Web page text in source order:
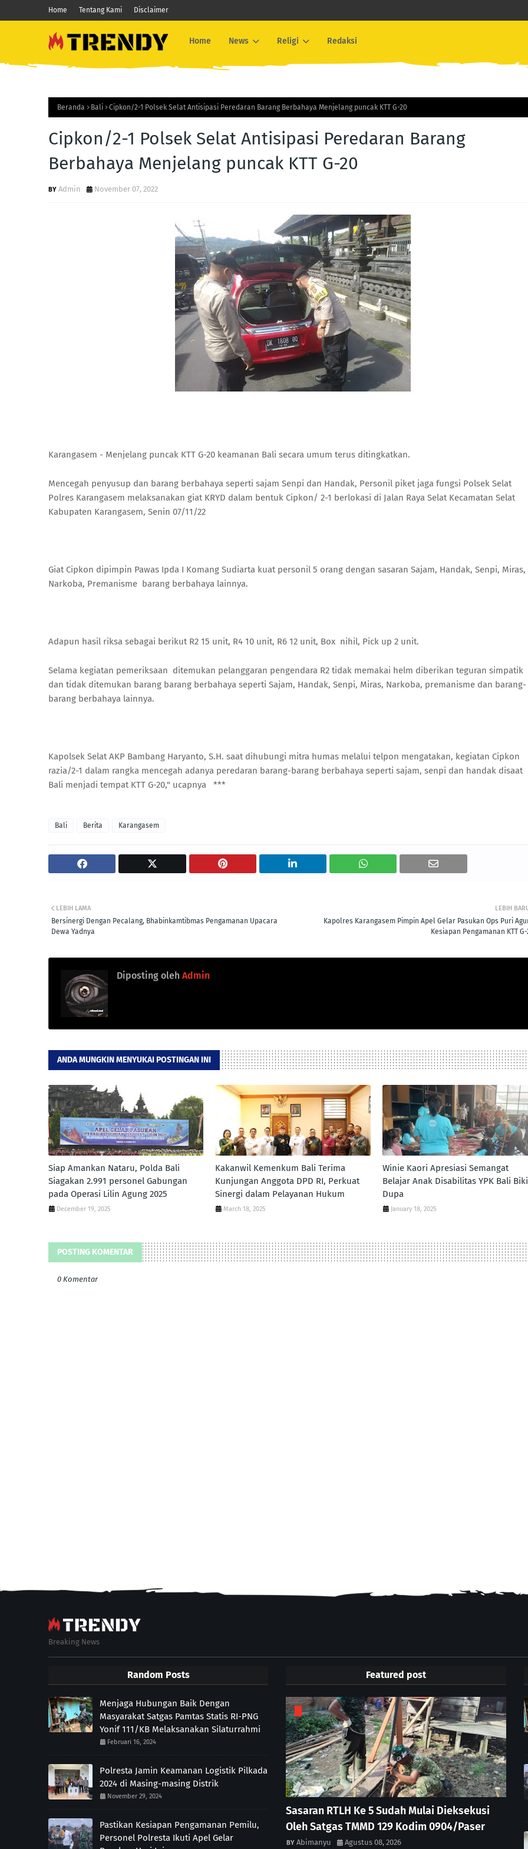
Home Tentang Kami Disclaimer
Home News Religi Redaksi
Beranda Bali Cipkon/2-1 Polsek Selat Antisipasi Peredaran Barang Berbahaya Menjelang puncak KTT G-20
Cipkon/2-1 Polsek Selat Antisipasi Peredaran Barang
Berbahaya Menjelang puncak KTT G-20
Admin November 07, 2022
Karangasem - Menjelang puncak KTT G-20 keamanan Bali secara umum terus ditingkatkan.
Mencegah penyusup dan barang berbahaya seperti sajam Senpi dan Handak, Personil piket jaga fungsi Polsek Selat
Polres Karangasem melaksanakan giat KRYD dalam bentuk Cipkon/ 2-1 berlokasi di Jalan Raya Selat Kecamatan Selat
Kabupaten Karangasem, Senin 07/11/22
Giat Cipkon dipimpin Pawas Ipda I Komang Sudiarta kuat personil 5 orang dengan sasaran Sajam, Handak, Senpi, Miras,
Narkoba, Premanisme barang berbahaya lainnya.
Adapun hasil riksa sebagai berikut R2 15 unit, R4 10 unit, R6 12 unit, Box nihil, Pick up 2 unit.
Selama kegiatan pemeriksaan ditemukan pelanggaran pengendara R2 tidak memakai helm diberikan teguran simpatik
dan tidak ditemukan barang barang berbahaya seperti Sajam, Handak, Senpi, Miras, Narkoba, premanisme dan barang-
barang berbahaya lainnya.
Kapolsek Selat AKP Bambang Haryanto, S.H. saat dihubungi mitra humas melalui telpon mengatakan, kegiatan Cipkon
razia/2-1 dalam rangka mencegah adanya peredaran barang-barang berbahaya seperti sajam, senpi dan handak disaat
Bali menjadi tempat KTT G-20," ucapnya ***
Bali Berita Karangasem
LEBIH
Kapolres Karangasem Pimpin Apel Gelar Pasukan Ops Puri
Kesiapan Pengamanan KTT
LEBIH LAMA
Bersinergi Dengan Pecalang, Bhabinkamtibmas Pengamanan Upacara
Dewa Yadnya
Diposting oleh Admin
ANDA MUNGKIN MENYUKAI POSTINGAN INI
Siap Amankan Nataru, Polda Bali
Siagakan 2.991 personel Gabungan
pada Operasi Lilin Agung 2025
December 19, 2025
Kakanwil Kemenkum Bali Terima
Kunjungan Anggota DPD RI, Perkuat
Sinergi dalam Pelayanan Hukum
March 18, 2025
Winie Kaori Apresiasi Semangat
Belajar Anak Disabilitas YPK Bali
Dupa
January 18, 2025
POSTING KOMENTAR
0 Komentar
Breaking News
Random Posts
Menjaga Hubungan Baik Dengan
Masyarakat Satgas Pamtas Statis RI-PNG
Yonif 111/KB Melaksanakan Silaturrahmi
Februari 16, 2024
Polresta Jamin Keamanan Logistik Pilkada
2024 di Masing-masing Distrik
November 29, 2024
Pastikan Kesiapan Pengamanan Pemilu,
Personel Polresta Ikuti Apel Gelar
Featured post
Sasaran RTLH Ke 5 Sudah Mulai Dieksekusi
Oleh Satgas TMMD 129 Kodim 0904/Paser
Abimanyu Agustus 08, 2026